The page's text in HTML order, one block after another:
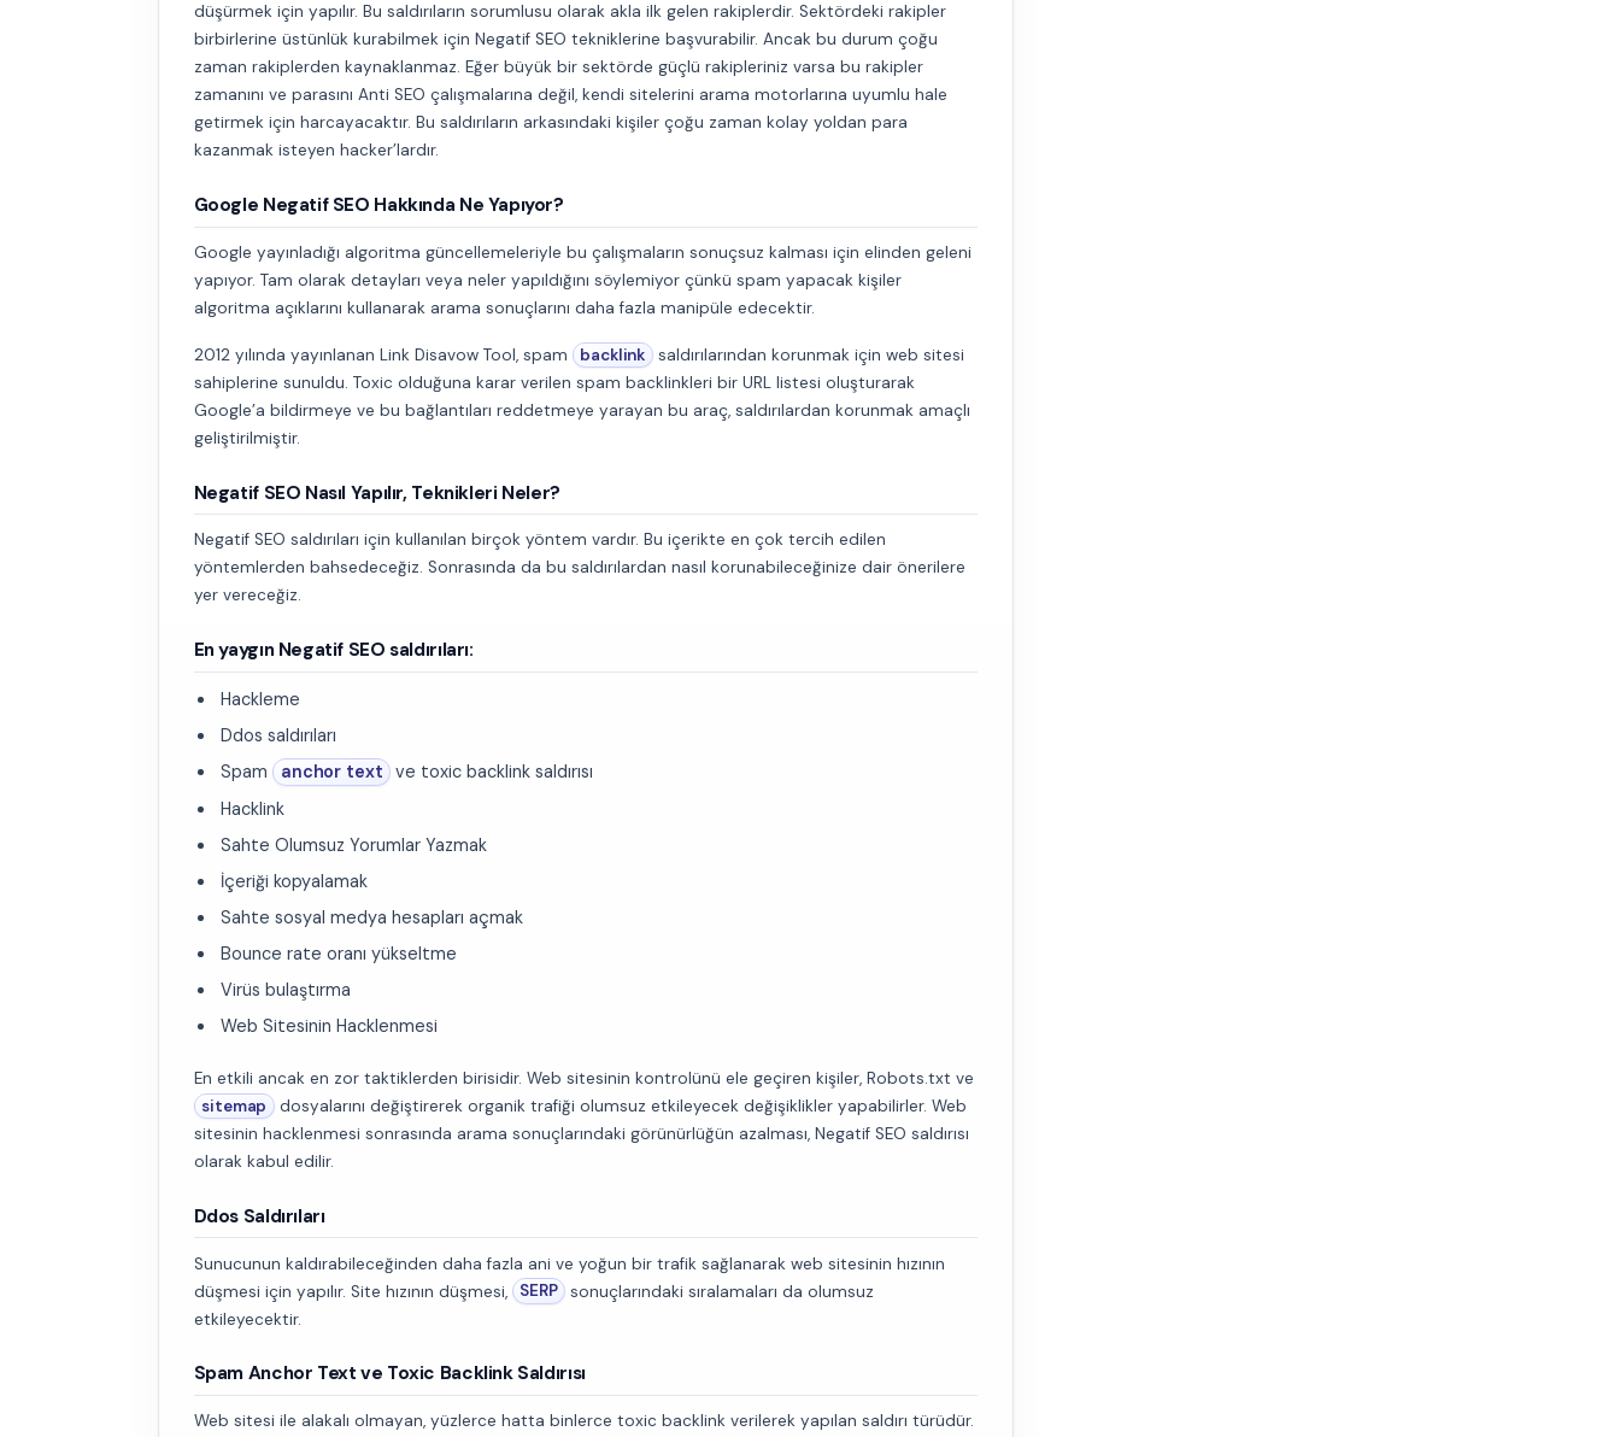
düşürmek için yapılır. Bu saldırıların sorumlusu olarak akla ilk gelen rakiplerdir. Sektördeki rakipler
birbirlerine üstünlük kurabilmek için Negatif SEO tekniklerine başvurabilir. Ancak bu durum çoğu
zaman rakiplerden kaynaklanmaz. Eğer büyük bir sektörde güçlü rakipleriniz varsa bu rakipler
zamanını ve parasını Anti SEO çalışmalarına değil, kendi sitelerini arama motorlarına uyumlu hale
getirmek için harcayacaktır. Bu saldırıların arkasındaki kişiler çoğu zaman kolay yoldan para
kazanmak isteyen hacker’lardır.
Google Negatif SEO Hakkında Ne Yapıyor?
Google yayınladığı algoritma güncellemeleriyle bu çalışmaların sonuçsuz kalması için elinden geleni
yapıyor. Tam olarak detayları veya neler yapıldığını söylemiyor çünkü spam yapacak kişiler
algoritma açıklarını kullanarak arama sonuçlarını daha fazla manipüle edecektir.
2012 yılında yayınlanan Link Disavow Tool, spam backlink saldırılarından korunmak için web sitesi
sahiplerine sunuldu. Toxic olduğuna karar verilen spam backlinkleri bir URL listesi oluşturarak
Google’a bildirmeye ve bu bağlantıları reddetmeye yarayan bu araç, saldırılardan korunmak amaçlı
geliştirilmiştir.
Negatif SEO Nasıl Yapılır, Teknikleri Neler?
Negatif SEO saldırıları için kullanılan birçok yöntem vardır. Bu içerikte en çok tercih edilen
yöntemlerden bahsedeceğiz. Sonrasında da bu saldırılardan nasıl korunabileceğinize dair önerilere
yer vereceğiz.
En yaygın Negatif SEO saldırıları:
Hackleme
Ddos saldırıları
Spam
anchor text
ve toxic backlink saldırısı
Hacklink
Sahte Olumsuz Yorumlar Yazmak
İçeriği kopyalamak
Sahte sosyal medya hesapları açmak
Bounce rate oranı yükseltme
Virüs bulaştırma
Web Sitesinin Hacklenmesi
En etkili ancak en zor taktiklerden birisidir. Web sitesinin kontrolünü ele geçiren kişiler, Robots.txt ve
sitemap dosyalarını değiştirerek organik trafiği olumsuz etkileyecek değişiklikler yapabilirler. Web
sitesinin hacklenmesi sonrasında arama sonuçlarındaki görünürlüğün azalması, Negatif SEO saldırısı
olarak kabul edilir.
Ddos Saldırıları
Sunucunun kaldırabileceğinden daha fazla ani ve yoğun bir trafik sağlanarak web sitesinin hızının
düşmesi için yapılır. Site hızının düşmesi,
SERP
sonuçlarındaki sıralamaları da olumsuz
etkileyecektir.
Spam Anchor Text ve Toxic Backlink Saldırısı
Web sitesi ile alakalı olmayan, yüzlerce hatta binlerce toxic backlink verilerek yapılan saldırı türüdür.